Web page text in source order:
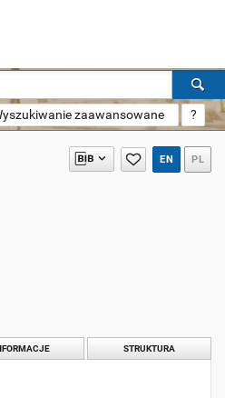
zaawansowane ?
EN PL
STRUKTURA